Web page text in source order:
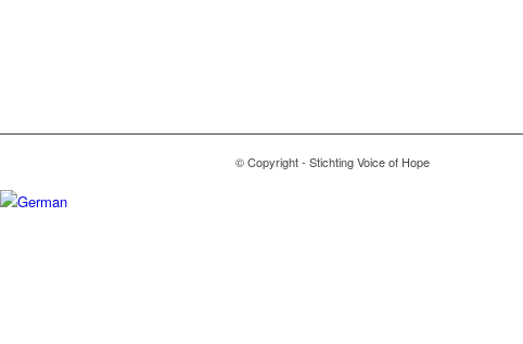
© Copyright - Stichting Voice of Hope